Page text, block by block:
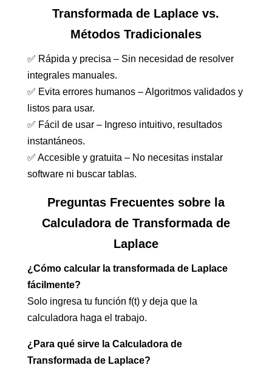
Transformada de Laplace vs.
Métodos Tradicionales
✅ Rápida y precisa – Sin necesidad de resolver
integrales manuales.
✅ Evita errores humanos – Algoritmos validados y
listos para usar.
✅ Fácil de usar – Ingreso intuitivo, resultados
instantáneos.
✅ Accesible y gratuita – No necesitas instalar
software ni buscar tablas.
Preguntas Frecuentes sobre la
Calculadora de Transformada de
Laplace
¿Cómo calcular la transformada de Laplace
fácilmente?
Solo ingresa tu función f(t) y deja que la
calculadora haga el trabajo.
¿Para qué sirve la Calculadora de
Transformada de Laplace?